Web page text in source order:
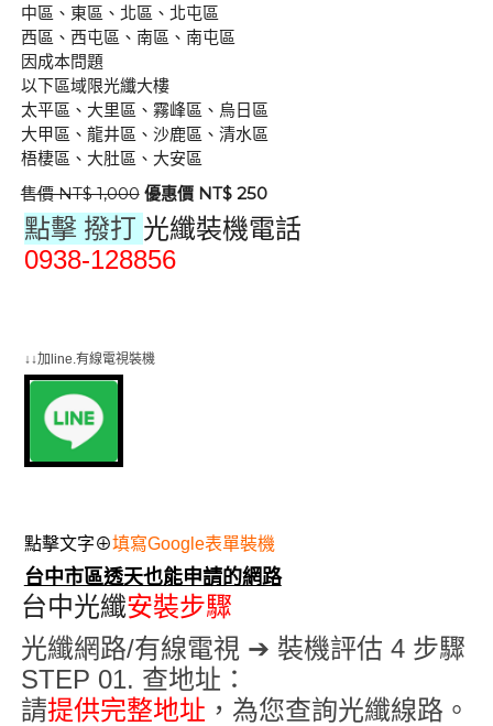
中區、東區、北區、北屯區
西區、西屯區、南區、南屯區
因成本問題
以下區域限光纖大樓
太平區、大里區、霧峰區、烏日區
大甲區、龍井區、沙鹿區、清水區
梧棲區、大肚區、大安區
售價 NT$ 1,000 優惠價 NT$ 250
點擊 撥打 光纖裝機電話
0938-128856
↓↓加line.有線電視裝機
點擊文字⊕填寫Google表單裝機
台中市區透天也能申請的網路
台中光纖安裝步驟
光纖網路/有線電視 ➔ 裝機評估 4 步驟
STEP 01. 查地址 ：
請提供完整地址 ，為您查詢光纖線路 。